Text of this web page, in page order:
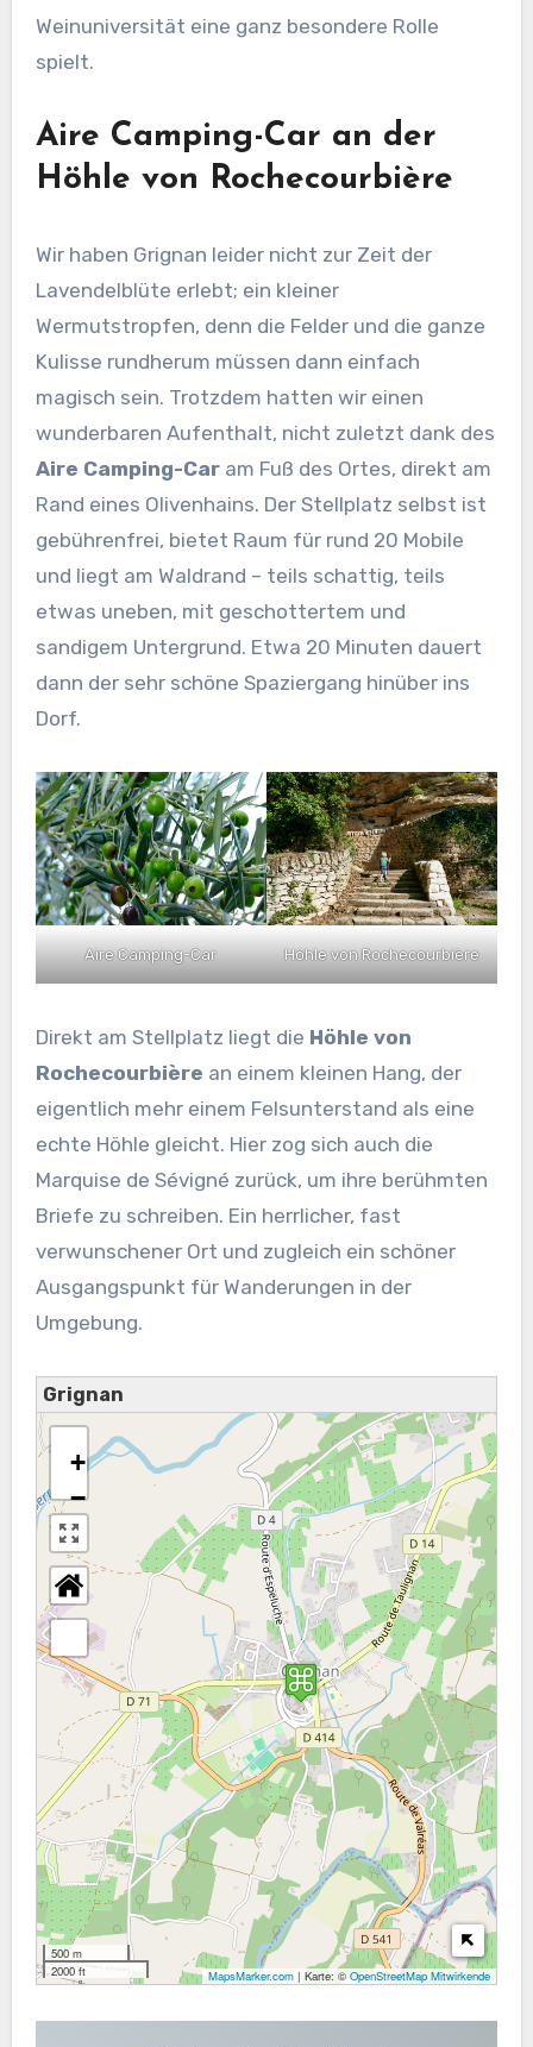
Weinuniversität eine ganz besondere Rolle
spielt.
Aire Camping-Car an der
Höhle von Rochecourbière
Wir haben Grignan leider nicht zur Zeit der
Lavendelblüte erlebt; ein kleiner
Wermutstropfen, denn die Felder und die ganze
Kulisse rundherum müssen dann einfach
magisch sein. Trotzdem hatten wir einen
wunderbaren Aufenthalt, nicht zuletzt dank des
Aire Camping-Caram Fuß des Ortes, direkt am
Rand eines Olivenhains. Der Stellplatz selbst ist
gebührenfrei, bietet Raum für rund 20 Mobile
und liegt am Waldrand – teils schattig, teils
etwas uneben, mit geschottertem und
sandigem Untergrund. Etwa 20 Minuten dauert
dann der sehr schöne Spaziergang hinüber ins
Dorf.
Aire Camping-Car Höhle von Rochecourbière
Direkt am Stellplatz liegt die Höhle von
Rochecourbière an einem kleinen Hang, der
eigentlich mehr einem Felsunterstand als eine
echte Höhle gleicht. Hier zog sich auch die
Marquise de Sévigné zurück, um ihre berühmten
Briefe zu schreiben. Ein herrlicher, fast
verwunschener Ort und zugleich ein schöner
Ausgangspunkt für Wanderungen in der
Umgebung.
Grignan
+
−
500 m
2000 ft
MapsMarker.com | Karte: ©OpenStreetMap Mitwirkende